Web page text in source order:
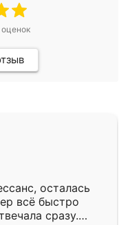
осталась
всё быстро
сразу.